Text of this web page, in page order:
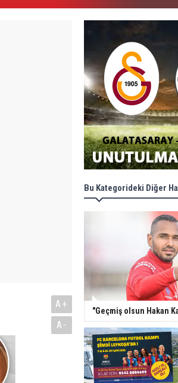
A+
A-
Bu Kategorideki Diğer
"Geçmiş olsun Hakan